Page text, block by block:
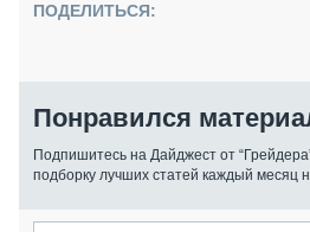
ПОДЕЛИТЬСЯ:
Понравился
Подпишитесь на Дайджест от
подборку лучших статей каждый месяц